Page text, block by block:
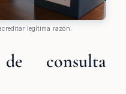
legítima razón.
de consulta